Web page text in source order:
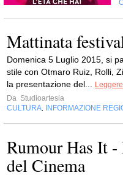
Mattinata
Domenica 5 Luglio 2015, si
stile con Otmaro Ruiz, Rolli,
la presentazione del...
Da Studioartesia
CULTURA, INFORMAZIONE
Rumour Has It
del Cinema